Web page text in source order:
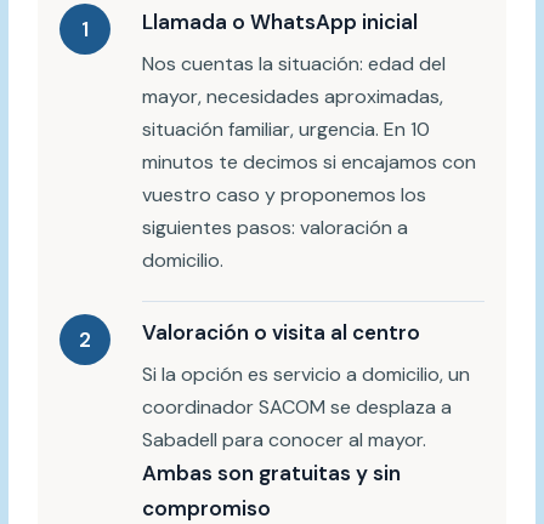
1 Llamada o WhatsApp inicial
Nos cuentas la situación: edad del
mayor, necesidades aproximadas,
situación familiar, urgencia. En 10
minutos te decimos si encajamos con
vuestro caso y proponemos los
siguientes pasos: valoración a
domicilio.
2 Valoración o visita al centro
Si la opción es servicio a domicilio, un
coordinador SACOM se desplaza a
Sabadell para conocer al mayor.
Ambas son gratuitas y sin
compromiso